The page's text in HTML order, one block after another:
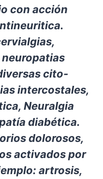
con acción
cito-
intercostales,
Neuralgia
diabética.
dolorosos,
activados por
artrosis,